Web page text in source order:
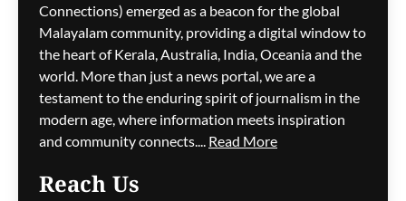
പുനർജനി കേസ്:
ക്രമക്കേടില്ലെന്ന റിപ്പോർട്ട്
പിണറായി സർക്കാരിന്റെ
കാലത്തുതന്നെയെന്ന്
വി.ഡി. സതീശൻ
മെഹ്റു ഇസ്മായില്‍
1 hour
ago
0
Connections) emerged as a beacon for the global
Malayalam community, providing a digital window to
the heart of Kerala, Australia, India, Oceania and the
world. More than just a news portal, we are a
testament to the enduring spirit of journalism in the
modern age, where information meets inspiration
and community connects.... Read More
Reach Us